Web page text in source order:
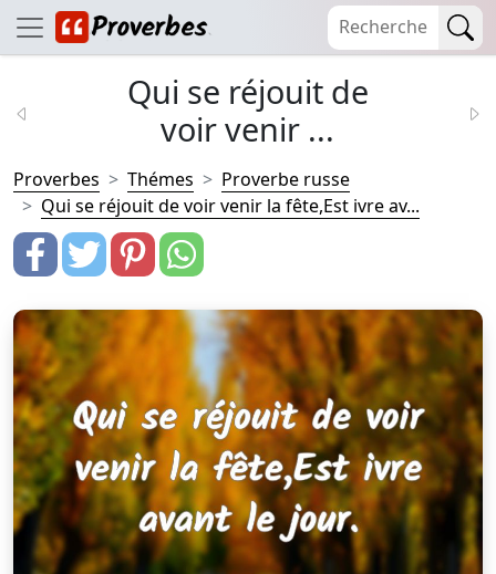
Qui se réjouit de
voir venir ...
Proverbes Thémes
Proverbe russe
Qui se réjouit de voir venir la fête,Est ivre av...